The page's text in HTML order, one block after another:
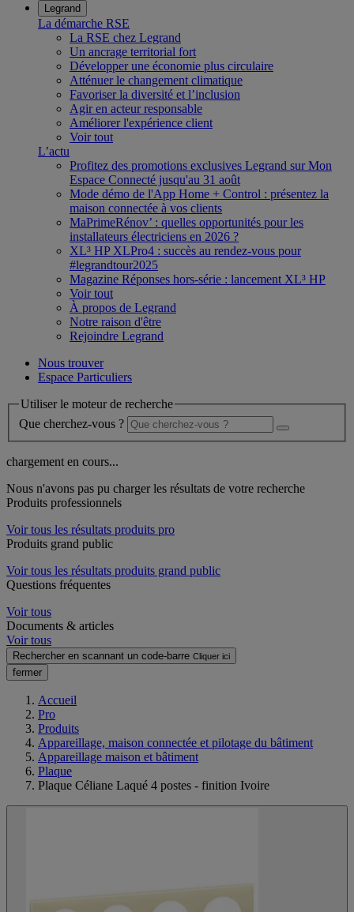
Legrand
La démarche RSE
La RSE chez Legrand
Un ancrage territorial fort
Développer une économie plus circulaire
Atténuer le changement climatique
Favoriser la diversité et l’inclusion
Agir en acteur responsable
Améliorer l'expérience client
Voir tout
L’actu
Profitez des promotions exclusives Legrand sur Mon
Espace Connecté jusqu'au 31 août
Mode démo de l'App Home + Control : présentez la
maison connectée à vos clients
MaPrimeRénov’ : quelles opportunités pour les
installateurs électriciens en 2026 ?
XL³ HP XLPro4 : succès au rendez-vous pour
#legrandtour2025
Magazine Réponses hors-série : lancement XL³ HP
Voir tout
À propos de Legrand
Notre raison d'être
Rejoindre Legrand
Nous trouver
Espace Particuliers
Utiliser le moteur de recherche
Que cherchez-vous ?
chargement en cours...
Nous n'avons pas pu charger les résultats de votre recherche
Produits professionnels
Voir tous les résultats produits pro
Produits grand public
Voir tous les résultats produits grand public
Questions fréquentes
Voir tous
Documents & articles
Voir tous
Rechercher en scannant un code-barre Cliquer ici
fermer
Accueil
Pro
Produits
Appareillage, maison connectée et pilotage du bâtiment
Appareillage maison et bâtiment
Plaque
Plaque Céliane Laqué 4 postes - finition Ivoire